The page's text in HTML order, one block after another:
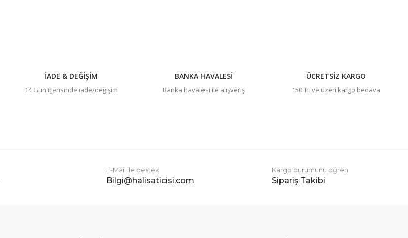
İADE & DEĞİŞİM
14 Gün içerisinde iade/değişim
BANKA HAVALESİ
Banka havalesi ile alışveriş
ÜCRETSİZ KARGO
150 TL ve üzeri kargo bedava
E-Mail ile destek
Bilgi@halisaticisi.com
Kargo durumunu öğren
Sipariş Takibi